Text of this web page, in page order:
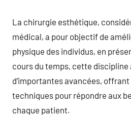
La chirurgie esthétique,
médical, a pour objectif de
physique des individus, en
cours du temps, cette discipline
d’importantes avancées,
techniques pour répondre aux
chaque patient.